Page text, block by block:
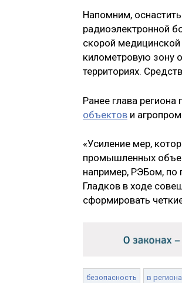
Напомним,
радиоэлектронной
скорой
километровую зону
территориях.
Ранее глава
объектов и
«Усиление мер,
промышленных
например, РЭБом, по
Гладков в ходе
сформировать
безопасность в